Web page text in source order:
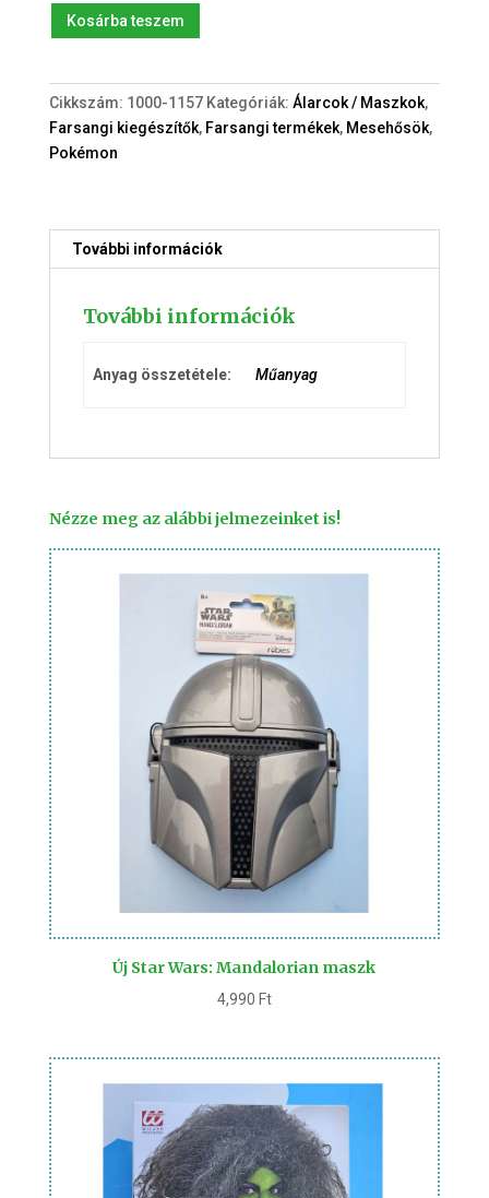
Pokémon:
maszk
mennyiség
Kosárba teszem
Cikkszám: 1000-1157 Kategóriák: Álarcok / Maszkok,
Farsangi kiegészítők, Farsangi termékek, Mesehősök,
Pokémon
További információk
További információk
Anyag összetétele: Műanyag
Nézze meg az alábbi jelmezeinket is!
Új Star Wars: Mandalorian maszk
4,990 Ft